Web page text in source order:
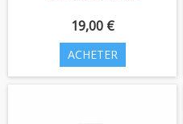
19,00 €
ACHETER